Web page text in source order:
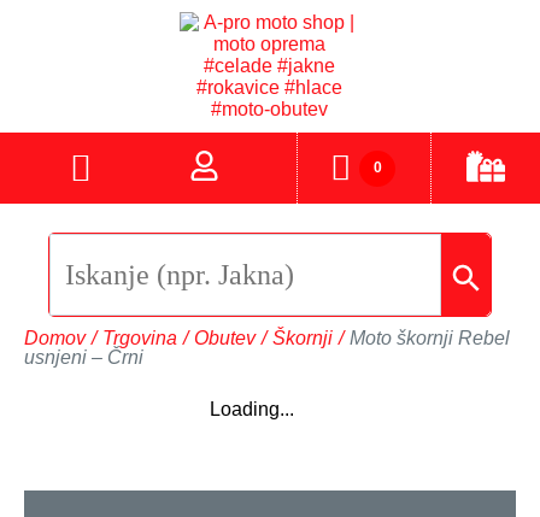
0
Domov / Trgovina / Obutev / Škornji / Moto škornji Rebel
usnjeni – Črni
Loading...